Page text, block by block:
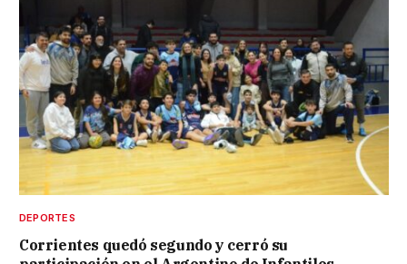
DEPORTES
Corrientes quedó segundo y cerró su